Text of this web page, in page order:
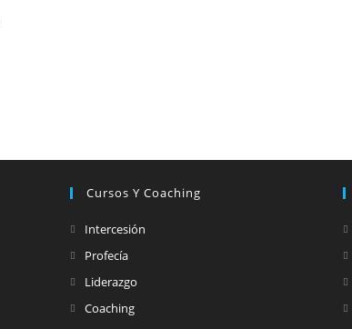
Cursos Y Coaching
Intercesión
Profecía
Liderazgo
Coaching